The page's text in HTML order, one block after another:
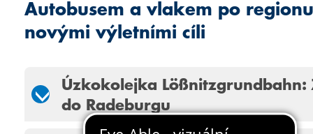
Autobusem a vlakem po
novými výletními cíli
Úzkokolejka Lößnitzgrund­bahn:
do Radeburgu